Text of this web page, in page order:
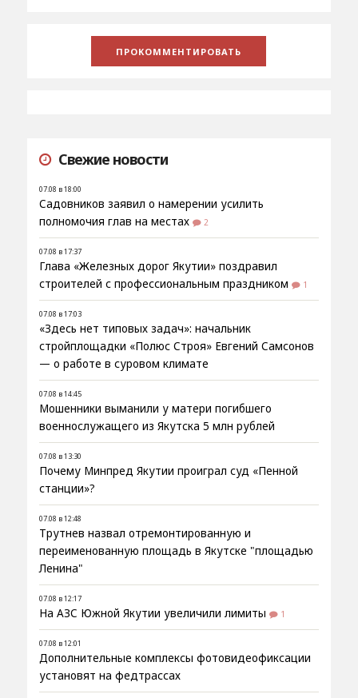
Свежие новости
07.08 в 18:00
Садовников заявил о намерении усилить
полномочия глав на местах
2
07.08 в 17:37
Глава «Железных дорог Якутии» поздравил
строителей с профессиональным праздником
1
07.08 в 17:03
«Здесь нет типовых задач»: начальник
стройплощадки «Полюс Строя» Евгений Самсонов
— о работе в суровом климате
07.08 в 14:45
Мошенники выманили у матери погибшего
военнослужащего из Якутска 5 млн рублей
07.08 в 13:30
Почему Минпред Якутии проиграл суд «Пенной
станции»?
07.08 в 12:48
Трутнев назвал отремонтированную и
переименованную площадь в Якутске "площадью
Ленина"
07.08 в 12:17
На АЗС Южной Якутии увеличили лимиты 1
07.08 в 12:01
Дополнительные комплексы фотовидеофиксации
установят на федтрассах